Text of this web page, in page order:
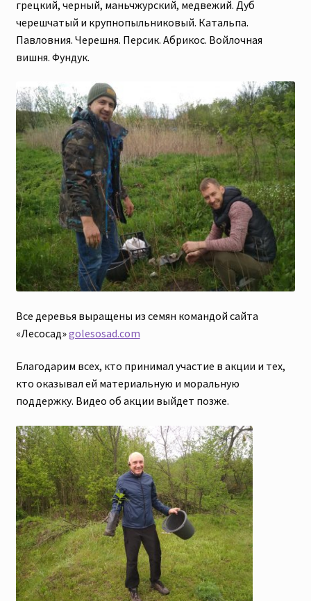
грецкий, черный, маньчжурский, медвежий. Дуб
черешчатый и крупнопыльниковый. Катальпа.
Павловния. Черешня. Персик. Абрикос. Войлочная
вишня. Фундук.
Все деревья выращены из семян командой сайта
«Лесосад»golesosad.com
Благодарим всех, кто принимал участие в акции и тех,
кто оказывал ей материальную и моральную
поддержку. Видео об акции выйдет позже.